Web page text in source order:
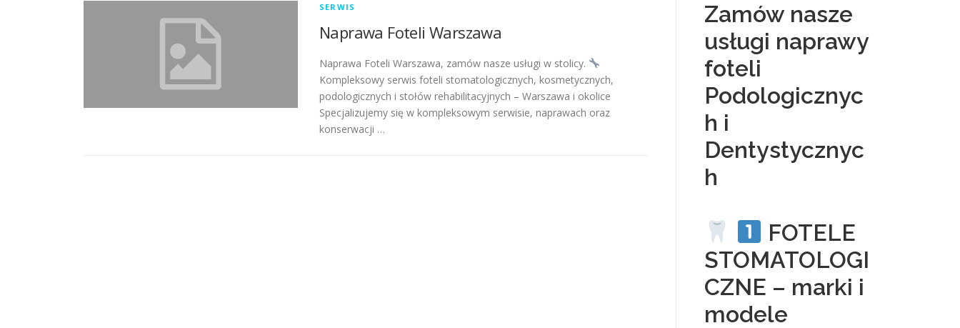
SERWIS
Naprawa Foteli Warszawa
Naprawa Foteli Warszawa, zamów nasze usługi w stolicy.
Kompleksowy serwis foteli stomatologicznych, kosmetycznych,
podologicznych i stołów rehabilitacyjnych – Warszawa i okolice
Specjalizujemy się w kompleksowym serwisie, naprawach oraz
konserwacji …
Zamów nasze
usługi naprawy
foteli
Podologicznyc
h i
Dentystycznyc
h
FOTELE
STOMATOLOGI
CZNE – marki i
modele